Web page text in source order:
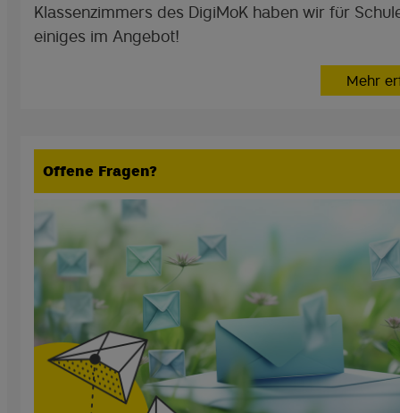
Klassenzimmers des DigiMoK haben wir für
einiges im Angebot!
Mehr
Offene Fragen?